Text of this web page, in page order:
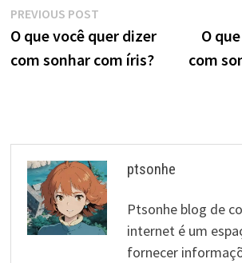
Navegação
de
PREVIOUS POSTPrevious
post:
O que você quer dizer
com sonhar com íris?
O
com
ptsonhe
Ptsonhe blog de
internet é um
fornecer